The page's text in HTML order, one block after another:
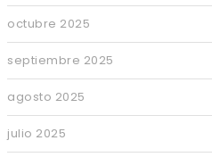
octubre 2025
septiembre 2025
agosto 2025
julio 2025